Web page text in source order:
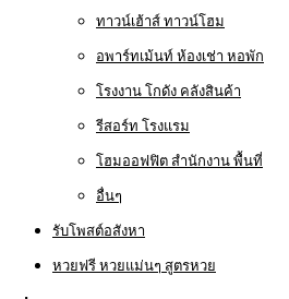
ทาวน์เฮ้าส์ ทาวน์โฮม
อพาร์ทเม้นท์ ห้องเช่า หอพัก
โรงงาน โกดัง คลังสินค้า
รีสอร์ท โรงแรม
โฮมออฟฟิต สำนักงาน พื้นที่
อื่นๆ
รับโพสต์อสังหา
หวยฟรี หวยแม่นๆ สูตรหวย